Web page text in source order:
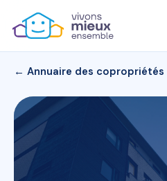
← Annuaire des copropriétés